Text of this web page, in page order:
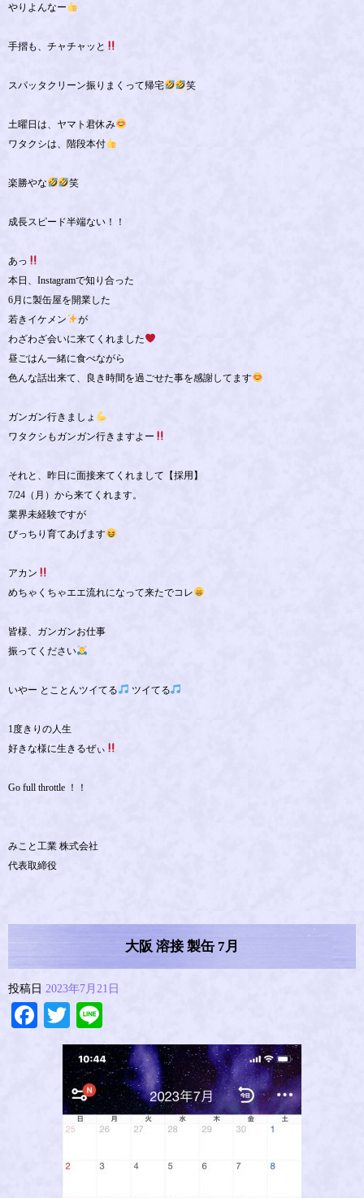
やりよんなー
手摺も、チャチャッと
スパッタクリーン振りまくって帰宅 笑
土曜日は、ヤマト君休み
ワタクシは、階段本付
楽勝やな 笑
成長スピード半端ない！！
あっ
本日、Instagramで知り合った
6月に製缶屋を開業した
若きイケメン
が
わざわざ会いに来てくれました
昼ごはん一緒に食べながら
色んな話出来て、良き時間を過ごせた事を感謝してます
ガンガン行きましょ
ワタクシもガンガン行きますよー
それと、昨日に面接来てくれまして【採用】
7/24（月）から来てくれます。
業界未経験ですが
びっちり育てあげます
アカン
めちゃくちゃエエ流れになって来たでコレ
皆様、ガンガンお仕事
振ってください
いやー とことんツイてる ツイてる
1度きりの人生
好きな様に生きるぜぃ
Go full throttle ！！
みこと工業 株式会社
代表取締役
大阪 溶接 製缶 7月
投稿日 2023年7月21日
Facebook
Twitter